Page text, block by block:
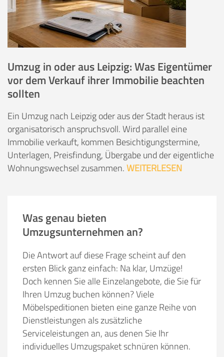
Umzug in oder aus Leipzig: Was Eigentümer
vor dem Verkauf ihrer Immobilie beachten
sollten
Ein Umzug nach Leipzig oder aus der Stadt heraus ist
organisatorisch anspruchsvoll. Wird parallel eine
Immobilie verkauft, kommen Besichtigungstermine,
Unterlagen, Preisfindung, Übergabe und der eigentliche
Wohnungswechsel zusammen.WEITERLESEN
Was genau bieten
Umzugsunternehmen an?
Die Antwort auf diese Frage scheint auf den
ersten Blick ganz einfach: Na klar, Umzüge!
Doch kennen Sie alle Einzelangebote, die Sie für
Ihren Umzug buchen können? Viele
Möbelspeditionen bieten eine ganze Reihe von
Dienstleistungen als zusätzliche
Serviceleistungen an, aus denen Sie Ihr
individuelles Umzugspaket schnüren können.